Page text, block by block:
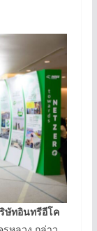
ษัทอินทรีอีโค